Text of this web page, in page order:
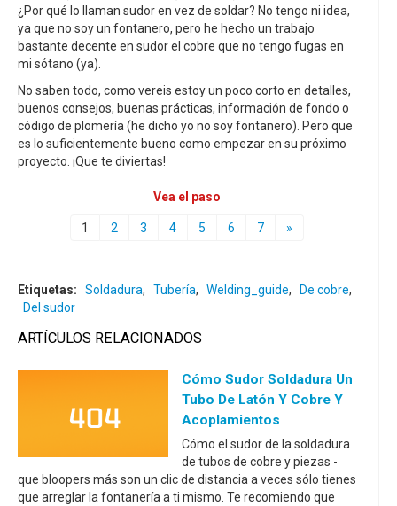
¿Por qué lo llaman sudor en vez de soldar? No tengo ni idea,
ya que no soy un fontanero, pero he hecho un trabajo
bastante decente en sudor el cobre que no tengo fugas en
mi sótano (ya).
No saben todo, como vereis estoy un poco corto en detalles,
buenos consejos, buenas prácticas, información de fondo o
código de plomería (he dicho yo no soy fontanero). Pero que
es lo suficientemente bueno como empezar en su próximo
proyecto. ¡Que te diviertas!
Vea el paso
1 2 3 4 5 6 7 »
Etiquetas: Soldadura, Tubería, Welding_guide, De cobre,
Del sudor
ARTÍCULOS RELACIONADOS
Cómo Sudor Soldadura Un
Tubo De Latón Y Cobre Y
Acoplamientos
Cómo el sudor de la soldadura
de tubos de cobre y piezas -
que bloopers más son un clic de distancia a veces sólo tienes
que arreglar la fontanería a ti mismo. Te recomiendo que